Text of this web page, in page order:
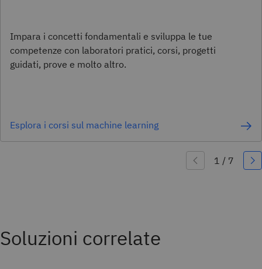
Impara i concetti fondamentali e sviluppa le tue
competenze con laboratori pratici, corsi, progetti
guidati, prove e molto altro.
Esplora i corsi sul machine learning